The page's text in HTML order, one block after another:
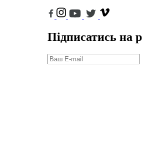
Підписатись на